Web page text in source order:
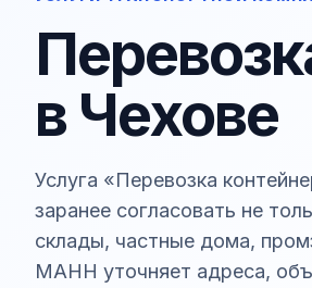
в Чехове
Услуга «Перевозка
заранее согласовать не
склады, частные дома,
МАНН уточняет адреса,